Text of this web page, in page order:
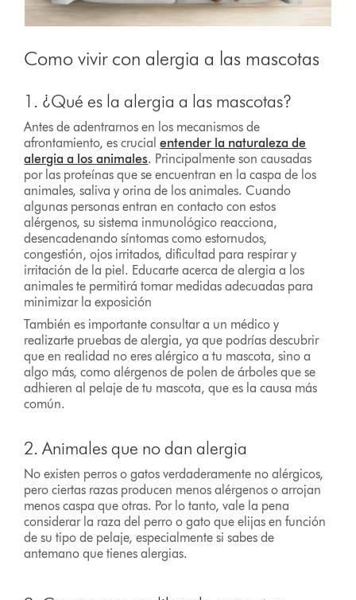
Como vivir con alergia a las mascotas
1. ¿Qué es la alergia a las mascotas?
Antes de adentrarnos en los mecanismos de
afrontamiento, es crucialentender la naturaleza de
alergia a los animales. Principalmente son causadas
por las proteínas que se encuentran en la caspa de los
animales, saliva y orina de los animales. Cuando
algunas personas entran en contacto con estos
alérgenos, su sistema inmunológico reacciona,
desencadenando síntomas como estornudos,
congestión, ojos irritados, dificultad para respirar y
irritación de la piel. Educarte acerca de alergia a los
animales te permitirá tomar medidas adecuadas para
minimizar la exposición
También es importante consultar a un médico y
realizarte pruebas de alergia, ya que podrías descubrir
que en realidad no eres alérgico a tu mascota, sino a
algo más, como alérgenos de polen de árboles que se
adhieren al pelaje de tu mascota, que es la causa más
común.
2. Animales que no dan alergia
No existen perros o gatos verdaderamente no alérgicos,
pero ciertas razas producen menos alérgenos o arrojan
menos caspa que otras. Por lo tanto, vale la pena
considerar la raza del perro o gato que elijas en función
de su tipo de pelaje, especialmente si sabes de
antemano que tienes alergias.